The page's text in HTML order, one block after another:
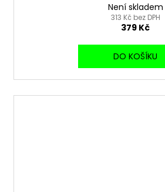
Není skladem
313 Kč bez DPH
379 Kč
DO KOŠÍKU